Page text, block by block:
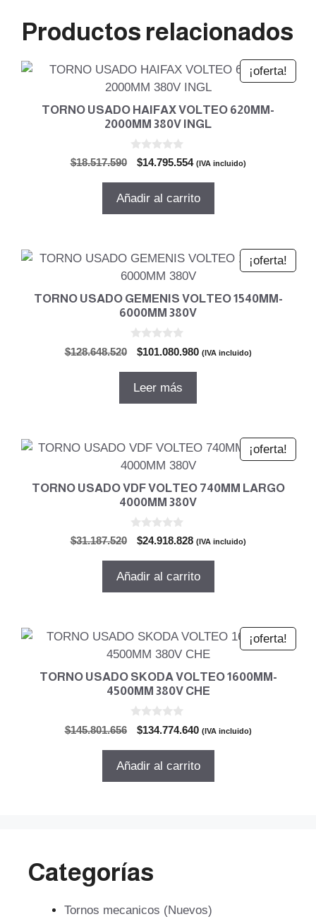
Productos relacionados
¡oferta!
TORNO USADO HAIFAX VOLTEO 620MM-
2000MM 380V INGL
$18.517.590
El
original
$14.795.554El(IVA incluido)
Añadir al carrito
¡oferta!
TORNO USADO GEMENIS VOLTEO 1540MM-
6000MM 380V
$128.648.520
El
original
$101.080.980El(IVA incluido)
Leer más
¡oferta!
TORNO USADO VDF VOLTEO 740MM LARGO
4000MM 380V
$31.187.520
El
original
$24.918.828El
actual
(IVA incluido)
Añadir al carrito
¡oferta!
TORNO USADO SKODA VOLTEO 1600MM-
4500MM 380V CHE
$145.801.656
El
original
$134.774.640El(IVA incluido)
Añadir al carrito
Categorías
Tornos mecanicos (Nuevos)